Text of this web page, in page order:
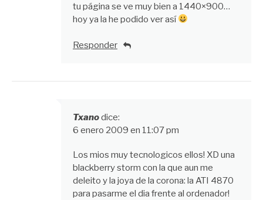
tu página se ve muy bien a 1440×900…
hoy ya la he podido ver así
Responder
Txanodice:
6 enero 2009 en 11:07 pm
Los mios muy tecnologicos ellos! XD una
blackberry storm con la que aun me
deleito y la joya de la corona: la ATI 4870
para pasarme el dia frente al ordenador!